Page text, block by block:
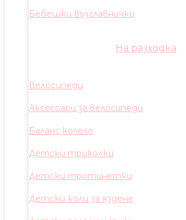
Бебешки възглавнички
На разходка
Велосипеди
Аксесоари за велосипеди
Баланс колело
Детски триколки
Детски тротинетки
Детски коли за яздене